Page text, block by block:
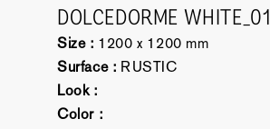
DOLCEDORME WHITE_01
Size : 1200 x 1200 mm
Surface : RUSTIC
Look :
Color :